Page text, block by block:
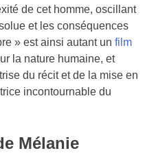
de cet homme, oscillant
et les conséquences
» est ainsi autant unfilm
la nature humaine, et
du récit et de la mise en
incontournable du
Mélanie